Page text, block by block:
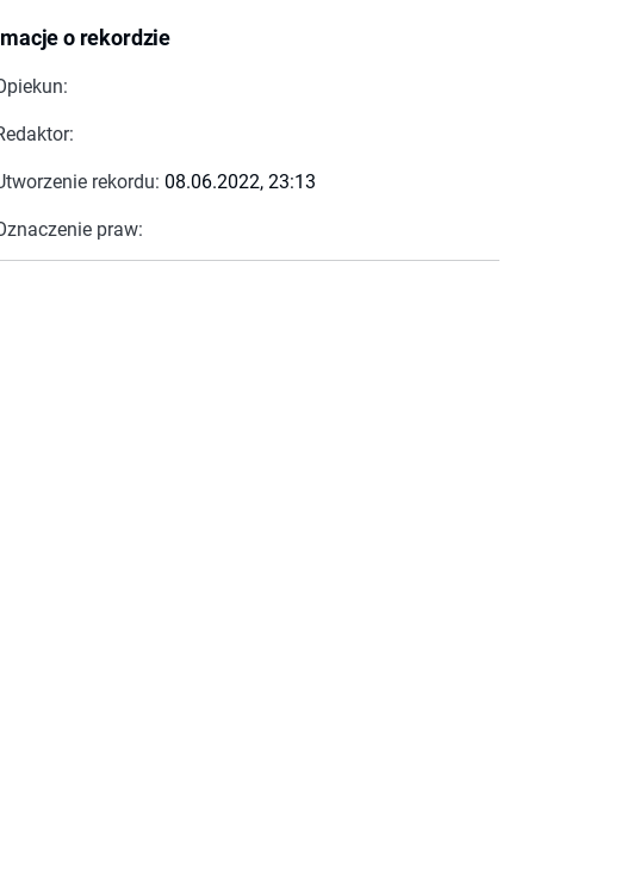
o rekordzie
rekordu: 08.06.2022, 23:13
praw: